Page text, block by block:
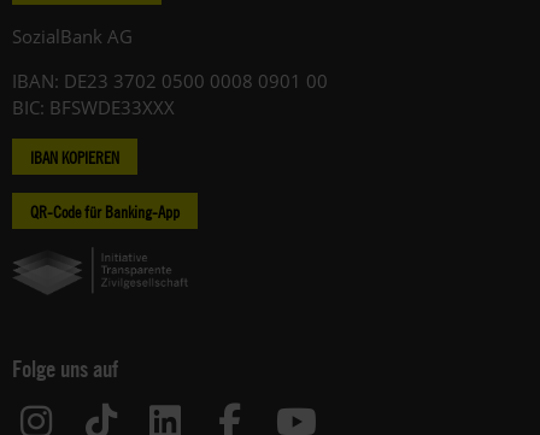
SozialBank AG
IBAN: DE23 3702 0500 0008 0901 00
BIC: BFSWDE33XXX
IBAN KOPIEREN
QR-Code für Banking-App
Folge uns auf